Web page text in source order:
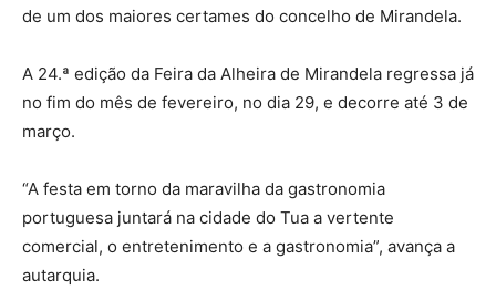
de um dos maiores certames do concelho de Mirandela.
A 24.ª edição da Feira da Alheira de Mirandela regressa já
no fim do mês de fevereiro, no dia 29, e decorre até 3 de
março.
“A festa em torno da maravilha da gastronomia
portuguesa juntará na cidade do Tua a vertente
comercial, o entretenimento e a gastronomia”, avança a
autarquia.